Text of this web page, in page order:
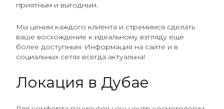
приятным и выгодным.
Мы ценим каждого клиента и стремимся сделать
ваше восхождение к идеальному взгляду еще
более доступным. Информация на сайте и в
социальных сетях всегда актуальна!
Локация в Дубае